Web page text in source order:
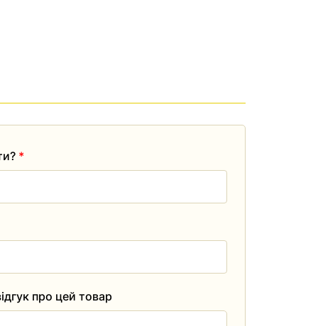
про цей товар
*